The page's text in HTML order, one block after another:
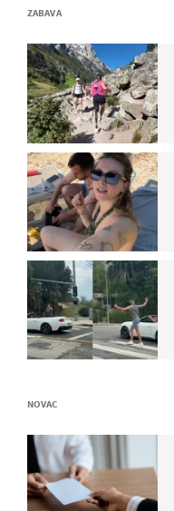
ZABAVA
NOVAC